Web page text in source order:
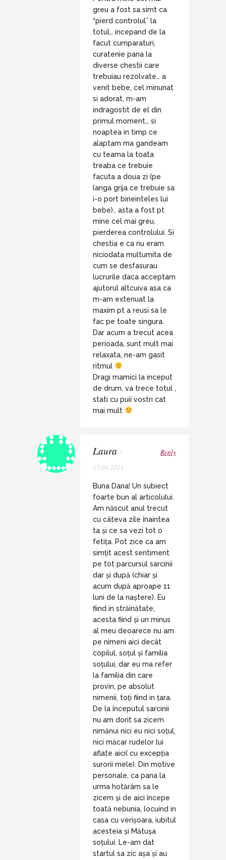
greu a fost sa simt ca
“pierd controlul” la
totul… incepand de la
facut cumparaturi,
curatenie pana la
diverse chestii care
trebuiau rezolvate… a
venit bebe, cel minunat
si adorat, m-am
indragostit de el din
primul moment… si
noaptea in timp ce
alaptam ma gandeam
cu teama la toata
treaba ce trebuie
facuta a doua zi (pe
langa grija ce trebuie sa
i-o port bineinteles lui
bebe).. asta a fost pt
mine cel mai greu,
pierderea controlului. Si
chestia e ca nu eram
niciodata multumita de
cum se desfasurau
lucrurile daca acceptam
ajutorul altcuiva asa ca
m-am extenuat la
maxim pt a reusi sa le
fac pe toate singura.
Dar acum a trecut acea
perioada, sunt mult mai
relaxata, ne-am gasit
ritmul
Dragi mamici la inceput
de drum, va trece totul ,
stati cu puii vostri cat
mai mult
Laura /
15.04.2021
Reply
Buna Dana! Un subiect
foarte bun al articolului.
Am născut anul trecut
cu câteva zile înaintea
ta și ce sa vezi tot o
fetița. Pot zice ca am
simțit acest sentiment
pe tot parcursul sarcinii
dar și după (chiar și
acum după aproape 11
luni de la naștere). Eu
fiind in străinătate,
acesta fiind și un minus
al meu deoarece nu am
pe nimeni aici decât
copilul, soțul și familia
soțului, dar eu ma refer
la familia din care
provin, pe absolut
nimenii, toți fiind in țara.
De la începutul sarcinii
nu am dorit sa zicem
nimănui nici eu nici soțul,
nici măcar rudelor lui
aflate aici( cu excepția
surorii mele). Din motive
personale, ca pana la
urma hotărâm sa le
zicem și de aici începe
toată nebunia, locuind in
casa cu verișoara, iubitul
acesteia și Mătușa
soțului. Le-am dat
startul sa zic așa și au